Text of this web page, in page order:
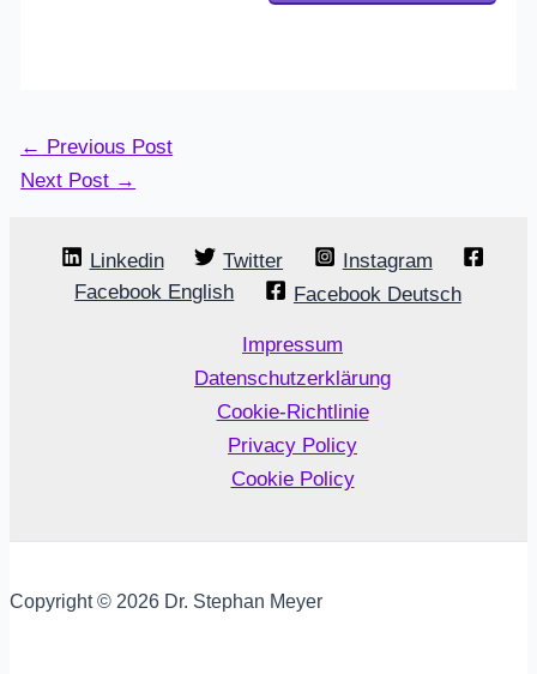
← Previous Post
Next Post →
Linkedin Twitter
Instagram
Facebook English
Facebook Deutsch
Impressum
Datenschutzerklärung
Cookie-Richtlinie
Privacy Policy
Cookie Policy
Copyright © 2026 Dr. Stephan Meyer